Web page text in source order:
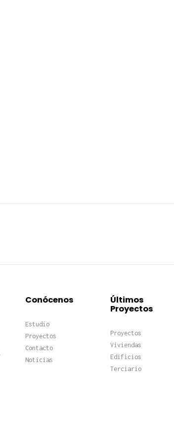
Conócenos
Estudio
Proyectos
Contacto
Noticias
Últimos
Proyectos
Proyectos
Viviendas
Edificios
Terciario